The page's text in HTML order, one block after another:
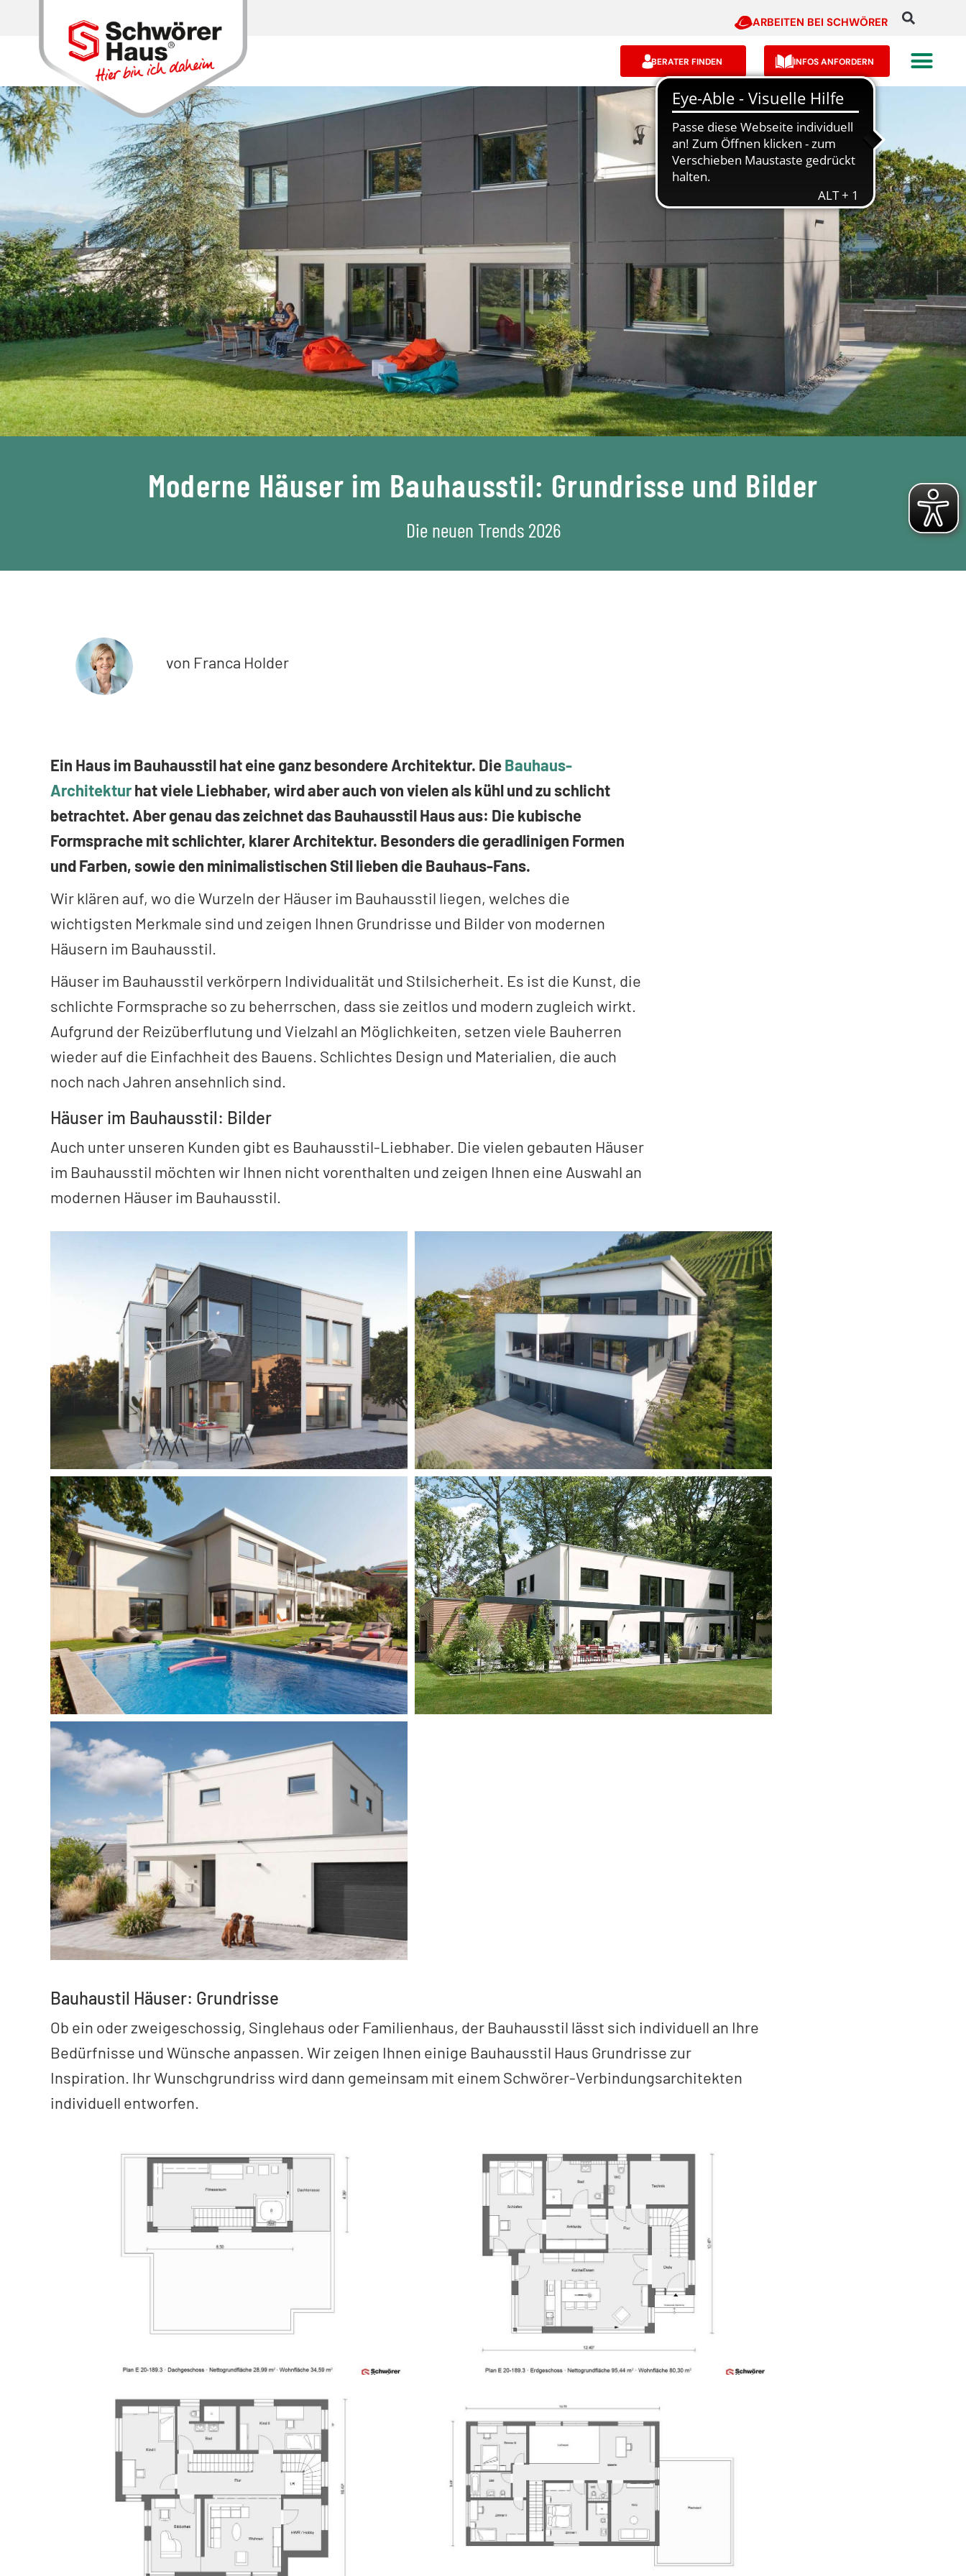
ARBEITEN BEI SCHWÖRER
BERATER FINDEN INFOS ANFORDERN
Moderne Häuser im Bauhausstil: Grundrisse und Bilder
Die neuen Trends 2026
von Franca Holder
Ein Haus im Bauhausstil hat eine ganz besondere Architektur. DieBauhaus-
Architekturhat viele Liebhaber, wird aber auch von vielen als kühl und zu schlicht
betrachtet. Aber genau das zeichnet das Bauhausstil Haus aus: Die kubische
Formsprache mit schlichter, klarer Architektur. Besonders die geradlinigen Formen
und Farben, sowie den minimalistischen Stil lieben die Bauhaus-Fans.
Wir klären auf, wo die Wurzeln der Häuser im Bauhausstil liegen, welches die
wichtigsten Merkmale sind und zeigen Ihnen Grundrisse und Bilder von modernen
Häusern im Bauhausstil.
Häuser im Bauhausstil verkörpern Individualität und Stilsicherheit. Es ist die Kunst, die
schlichte Formsprache so zu beherrschen, dass sie zeitlos und modern zugleich wirkt.
Aufgrund der Reizüberflutung und Vielzahl an Möglichkeiten, setzen viele Bauherren
wieder auf die Einfachheit des Bauens. Schlichtes Design und Materialien, die auch
noch nach Jahren ansehnlich sind.
Häuser im Bauhausstil: Bilder
Auch unter unseren Kunden gibt es Bauhausstil-Liebhaber. Die vielen gebauten Häuser
im Bauhausstil möchten wir Ihnen nicht vorenthalten und zeigen Ihnen eine Auswahl an
modernen Häuser im Bauhausstil.
Bauhaustil Häuser: Grundrisse
Ob ein oder zweigeschossig, Singlehaus oder Familienhaus, der Bauhausstil lässt sich individuell an Ihre
Bedürfnisse und Wünsche anpassen. Wir zeigen Ihnen einige Bauhausstil Haus Grundrisse zur
Inspiration. Ihr Wunschgrundriss wird dann gemeinsam mit einem Schwörer-Verbindungsarchitekten
individuell entworfen.